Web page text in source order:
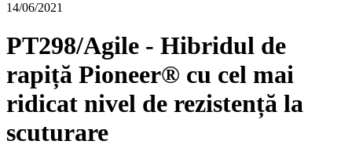
14/06/2021
PT298/Agile - Hibridul de
rapiță Pioneer® cu cel mai
ridicat nivel de rezistență la
scuturare